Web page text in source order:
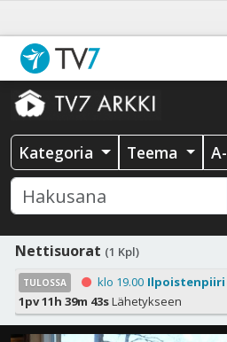
Kategoria Teema
Nettisuorat (1 Kpl)
TULOSSA klo 19.00 Ilpoistenpiiri
1pv 11h 39m 42sLähetykseen